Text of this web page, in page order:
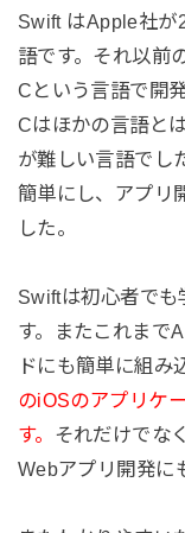
Swift はApple社が
語です。それ以前
Cという言語で開
Cはほかの言語と
が難しい言語でし
簡単にし、アプリ
した。
Swiftは初心者でも
す。またこれまで
ドにも簡単に組み
のiOSのアプリケ
す。 それだけでな
Webアプリ開発に